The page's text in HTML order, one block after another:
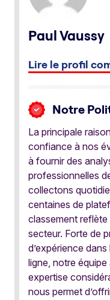
Paul Vaussy
Lire le profil
Notre
La principale
confiance à nos
à fournir des
professionnelles
collectons
centaines de
classement
secteur. Forte de
d’expérience dans
ligne, notre
expertise
nous permet